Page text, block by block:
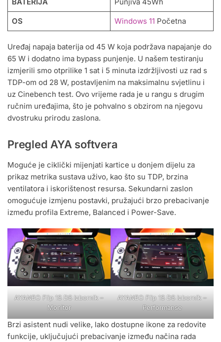
OS Windows 11 Početna
Uređaj napaja baterija od 45 W koja podržava napajanje do
65 W i dodatno ima bypass punjenje. U našem testiranju
izmjerili smo otprilike 1 sat i 5 minuta izdržljivosti uz rad s
TDP-om od 28 W, postavljenim na maksimalnu svjetlinu i
uz Cinebench test. Ovo vrijeme rada je u rangu s drugim
ručnim uređajima, što je pohvalno s obzirom na njegovu
dvostruku prirodu zaslona.
Pregled AYA softvera
Moguće je ciklički mijenjati kartice u donjem dijelu za
prikaz metrika sustava uživo, kao što su TDP, brzina
ventilatora i iskorištenost resursa. Sekundarni zaslon
omogućuje izmjenu postavki, pružajući brzo prebacivanje
između profila Extreme, Balanced i Power-Save.
AYANEO Flip 1S DS Izbornik –
Monitor
AYANEO Flip 1S DS Izbornik –
Performanse
Brzi asistent nudi velike, lako dostupne ikone za redovite
funkcije, uključujući prebacivanje između načina rada